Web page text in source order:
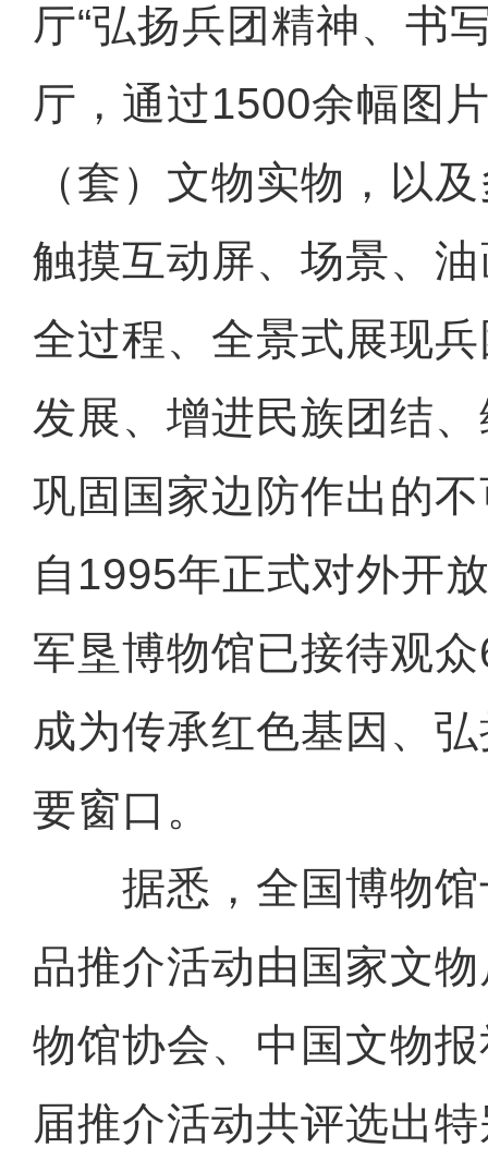
厅“弘扬兵团精神、书
厅，通过1500余幅图
（套）文物实物，以
触摸互动屏、场景、
全过程、全景式展现
发展、增进民族团结
巩固国家边防作出的
自1995年正式对外开
军垦博物馆已接待观
成为传承红色基因、
要窗口。
据悉，全国博物馆
品推介活动由国家文
物馆协会、中国文物
届推介活动共评选出